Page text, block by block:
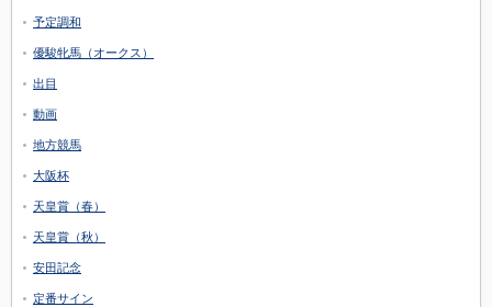
予定調和
優駿牝馬（オークス）
出目
動画
地方競馬
大阪杯
天皇賞（春）
天皇賞（秋）
安田記念
定番サイン